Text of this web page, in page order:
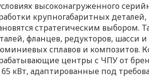
высоконагруженного
крупногабаритных
стратегическим выбором.
фланцев, редукторов, шасси
сплавов и композитов.
центры с ЧПУ от
кВт, адаптированные под